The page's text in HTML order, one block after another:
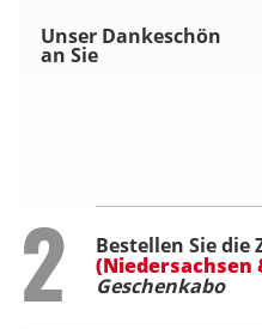
Unser Dankeschön
an Sie
Step
2 Bestellen Sie die
(Niedersachsen
Geschenkabo